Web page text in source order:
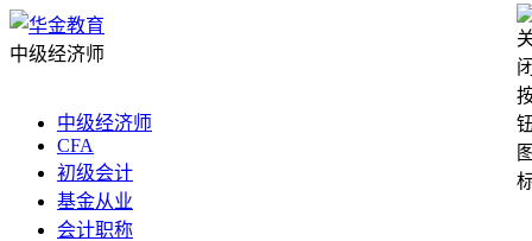
中级经济师
中级经济师
CFA
初级会计
基金从业
会计职称